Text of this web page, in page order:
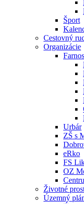
Šport
Cestovný
Organizácie
Urbár
ZŠ s
eRko
FS
OZ
Životné
Územný